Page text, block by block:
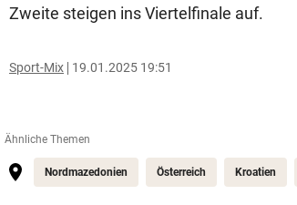
Zweite steigen ins Viertelfinale auf.
Sport-Mix 19.01.2025 19:51
Ähnliche Themen
Nordmazedonien Österreich Kroatien